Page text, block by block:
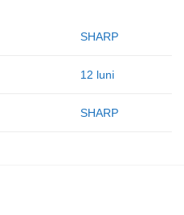
SHARP
12 luni
SHARP